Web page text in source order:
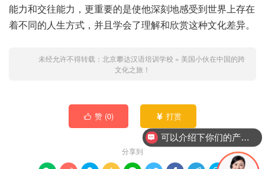
能力和交往能力，更重要的是使他深刻地感受到世界上存在
着不同的人生方式，并且学会了理解和欣赏这种文化差异。
未经允许不得转载： 北京攀达汉语培训学校 » 美国小伙在中国的跨
文化之旅！
 赞 (0)  打赏
分享到
可以介绍下你们的产品么？